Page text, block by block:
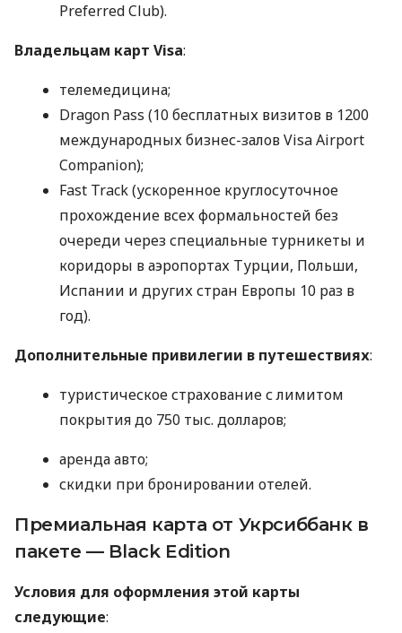
Preferred Club).
Владельцам карт Visa:
телемедицина;
Dragon Pass (10 бесплатных визитов в 1200
международных бизнес-залов Visa Airport
Companion);
Fast Track (ускоренное круглосуточное
прохождение всех формальностей без
очереди через специальные турникеты и
коридоры в аэропортах Турции, Польши,
Испании и других стран Европы 10 раз в
год).
Дополнительные привилегии в путешествиях:
туристическое страхование с лимитом
покрытия до 750 тыс. долларов;
аренда авто;
скидки при бронировании отелей.
Премиальная карта от Укрсиббанк в
пакете — Black Edition
Условия для оформления этой карты
следующие: